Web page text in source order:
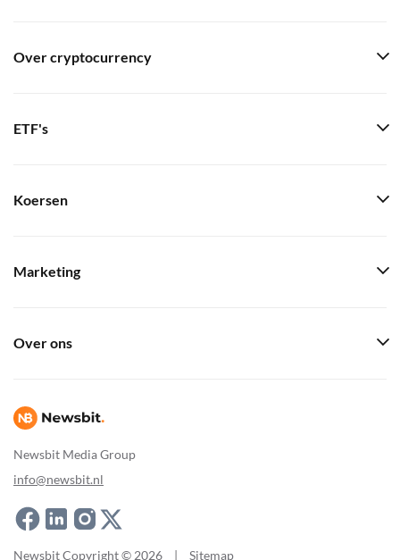
Newsbit Media Group
info@newsbit.nl
Over cryptocurrency
ETF's
Koersen
Marketing
Over ons
Newsbit Copyright © 2026 | Sitemap